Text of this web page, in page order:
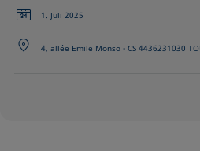
1. Juli 2025
4, allée Emile Monso - CS 4436231030